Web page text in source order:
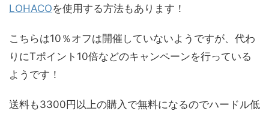
LOHACOを使用する方法もあります！
こちらは10％オフは開催していないようですが、代わ
りにTポイント10倍などのキャンペーンを行っている
ようです！
送料も3300円以上の購入で無料になるのでハードル低